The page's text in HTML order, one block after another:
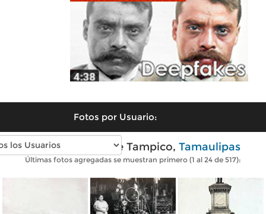
Fotos por Usuario:
Fotos antiguas de Tampico, Tamaulipas
Últimas fotos agregadas se muestran primero (1 al 24 de 517):